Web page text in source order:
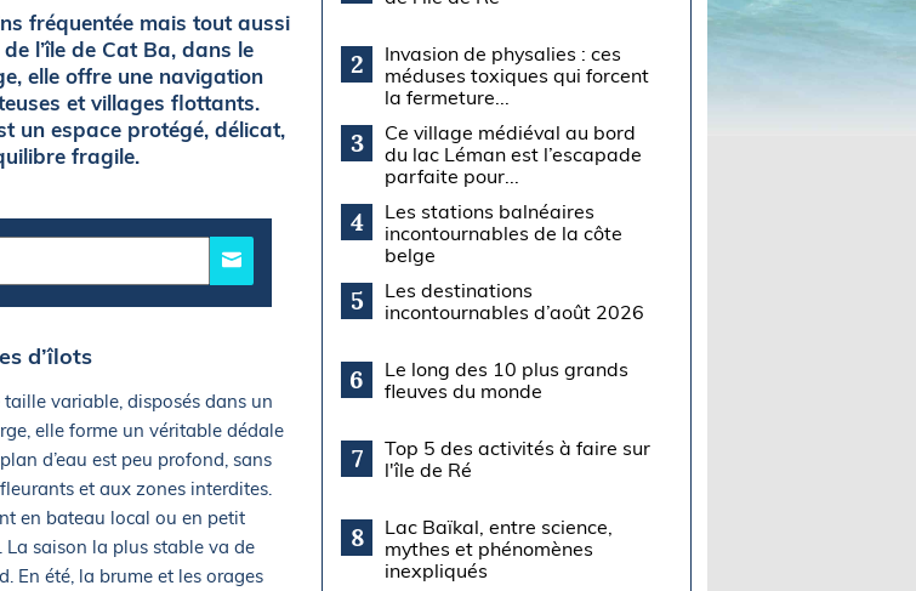
fréquentée mais tout aussi
l’île de Cat Ba, dans le
elle offre une navigation
et villages flottants.
un espace protégé, délicat,
fragile.
d’îlots
variable, disposés dans un
elle forme un véritable dédale
d’eau est peu profond, sans
et aux zones interdites.
en bateau local ou en petit
saison la plus stable va de
En été, la brume et les orages
2
Invasion de physalies : ces
méduses toxiques qui forcent
la fermeture...
3
Ce village médiéval au bord
du lac Léman est l’escapade
parfaite pour...
4
Les stations balnéaires
incontournables de la côte
belge
5
Les destinations
incontournables d’août 2026
6
Le long des 10 plus grands
fleuves du monde
7
Top 5 des activités à faire sur
l'île de Ré
8
Lac Baïkal, entre science,
mythes et phénomènes
inexpliqués